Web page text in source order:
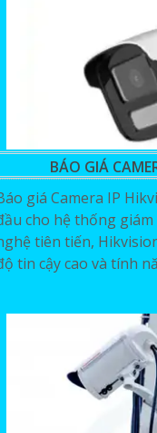
BÁO GIÁ
giá Camera IP
cho hệ thống
tiên tiến,
tin cậy cao và tính